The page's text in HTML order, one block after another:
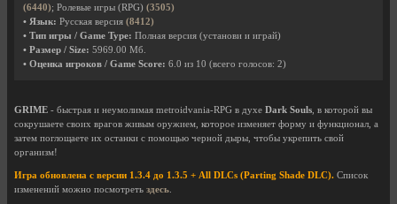
(6440); Ролевые игры (RPG) (3505)
• Язык: Русская версия (8412)
• Тип игры / Game Type: Полная версия (установи и играй)
• Размер / Size: 5969.00 Мб.
• Оценка игроков / Game Score: 6.0 из 10 (всего голосов: 2)
GRIME - быстрая и неумолимая metroidvania-RPG в духе Dark Souls, в которой вы
сокрушаете своих врагов живым оружием, которое изменяет форму и функционал, а
затем поглощаете их останки с помощью черной дыры, чтобы укрепить свой
организм!
Игра обновлена с версии 1.3.4 до 1.3.5 + All DLCs (Parting Shade DLC). Список
изменений можно посмотреть здесь.